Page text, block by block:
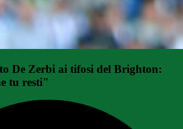
De Zerbi ai tifosi del Brighton:
tu resti"